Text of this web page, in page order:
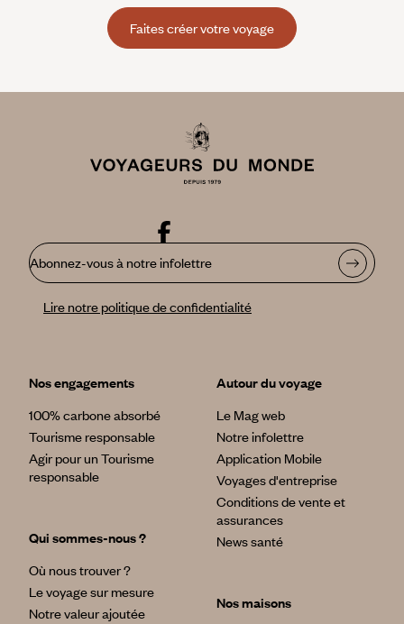
Faites créer votre voyage
Abonnez-vous à notre infolettre
Lire notre politique de confidentialité
Nos engagements
100% carbone absorbé
Tourisme responsable
Agir pour un Tourisme
responsable
Qui sommes-nous ?
Où nous trouver ?
Le voyage sur mesure
Notre valeur ajoutée
Autour du voyage
Le Mag web
Notre infolettre
Application Mobile
Voyages d'entreprise
Conditions de vente et
assurances
News santé
Nos maisons